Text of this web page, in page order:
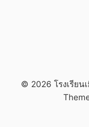
© 2026 โรงเรียน